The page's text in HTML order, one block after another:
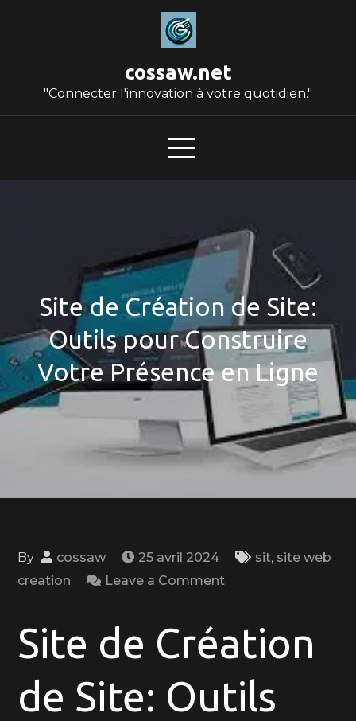
cossaw.net
"Connecter l'innovation à votre quotidien."
Site de Création de Site:
Outils pour Construire
Votre Présence en Ligne
By cossaw 25 avril 2024 sit, site web
creation
Leave a Comment
Création
Site:
Outils
Site de Création
de Site: Outils